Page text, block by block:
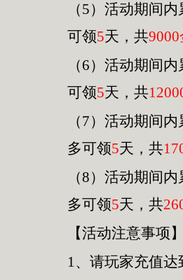
（5）活动期间
可领5天，共9000
（6）活动期间
可领5天，共120
（7）活动期间
多可领5天，共
（8）活动期间
多可领5天，共
【活动注意事项
1、请玩家充值